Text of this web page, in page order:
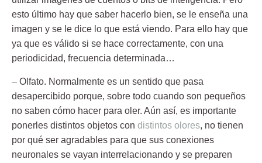
esto último hay que saber hacerlo bien, se le enseña una
imagen y se le dice lo que está viendo. Para ello hay que
ya que es válido si se hace correctamente, con una
periodicidad, frecuencia determinada…
– Olfato. Normalmente es un sentido que pasa
desapercibido porque, sobre todo cuando son pequeños
no saben cómo hacer para oler. Aún así, es importante
ponerles distintos objetos con distintos olores, no tienen
por qué ser agradables para que sus conexiones
neuronales se vayan interrelacionando y se preparen